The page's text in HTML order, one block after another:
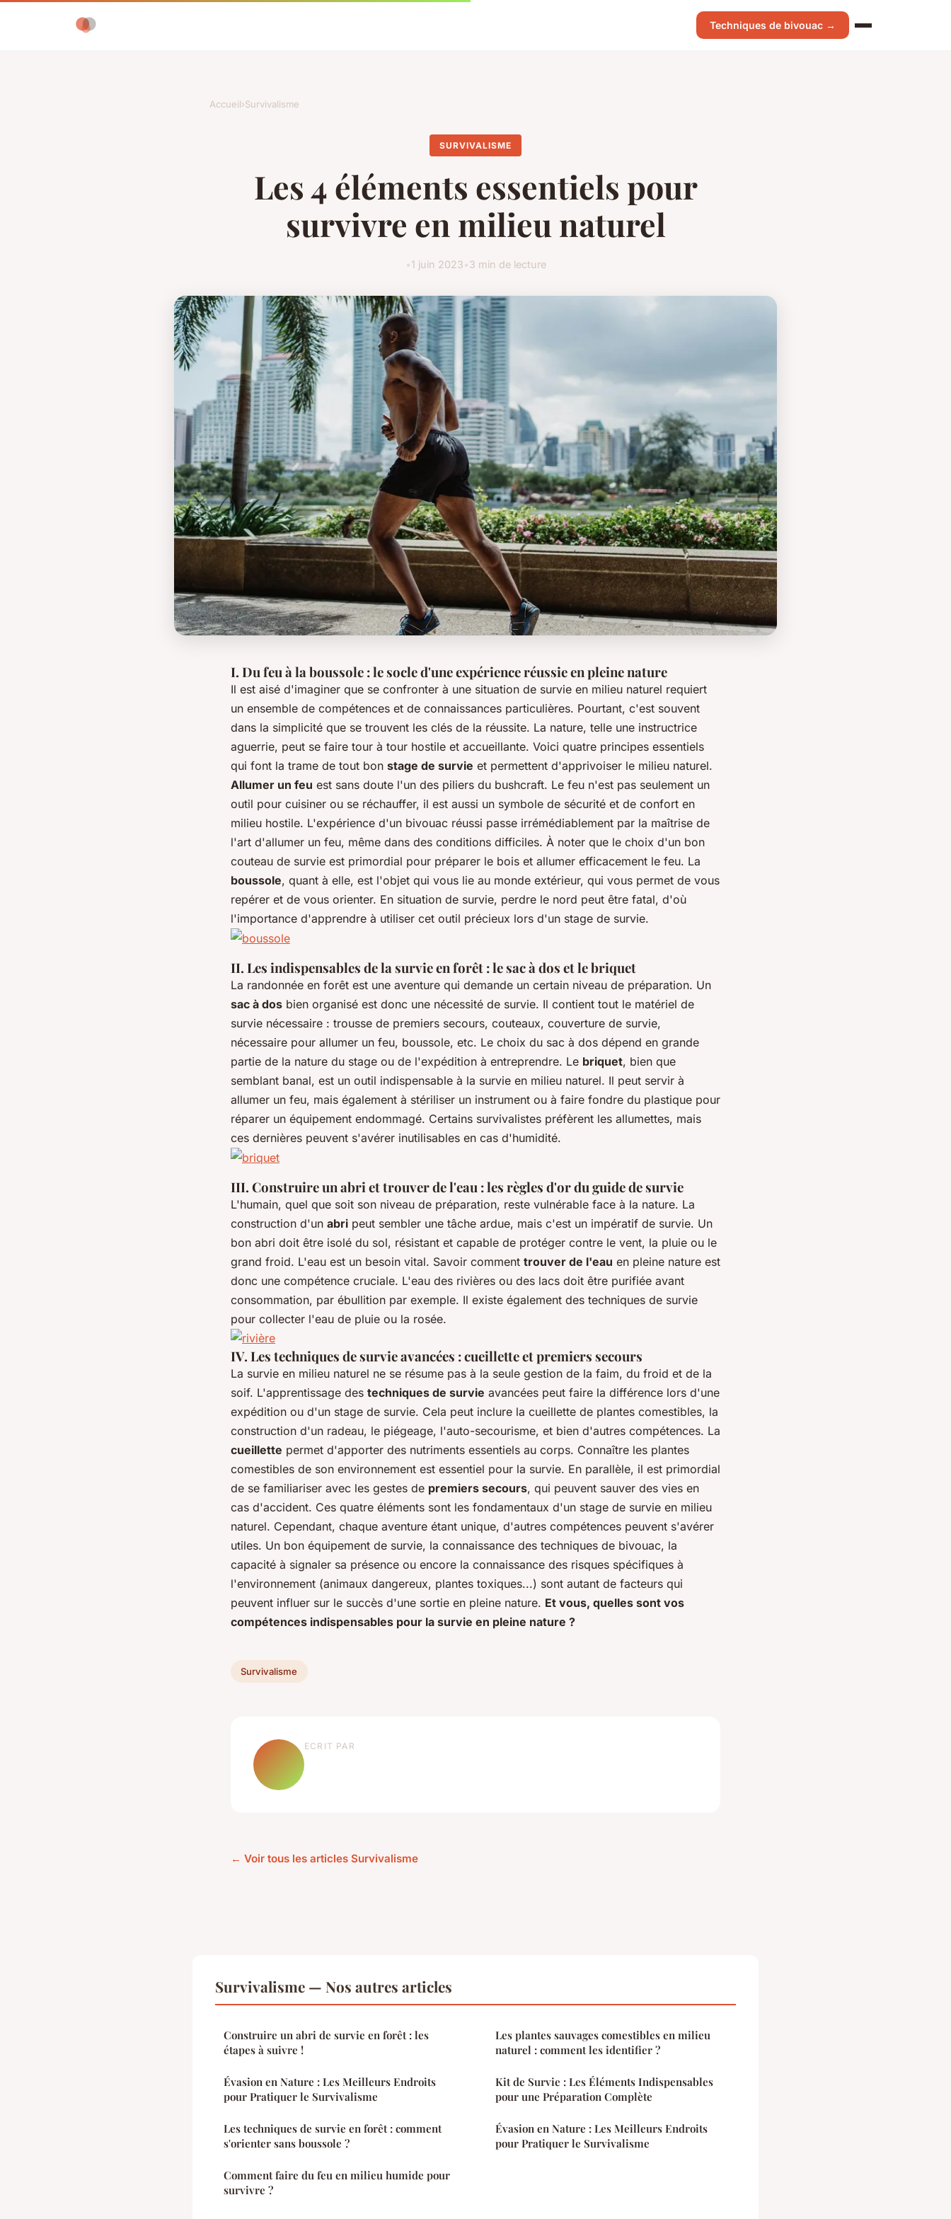
Techniques de bivouac →
Accueil›Survivalisme
SURVIVALISME
Les 4 éléments essentiels pour
survivre en milieu naturel
•1 juin 2023•3 min de lecture
I. Du feu à la boussole : le socle d'une expérience réussie en pleine nature
Il est aisé d'imaginer que se confronter à une situation de survie en milieu naturel requiert
un ensemble de compétences et de connaissances particulières. Pourtant, c'est souvent
dans la simplicité que se trouvent les clés de la réussite. La nature, telle une instructrice
aguerrie, peut se faire tour à tour hostile et accueillante. Voici quatre principes essentiels
qui font la trame de tout bon stage de survie et permettent d'apprivoiser le milieu naturel.
Allumer un feu est sans doute l'un des piliers du bushcraft. Le feu n'est pas seulement un
outil pour cuisiner ou se réchauffer, il est aussi un symbole de sécurité et de confort en
milieu hostile. L'expérience d'un bivouac réussi passe irrémédiablement par la maîtrise de
l'art d'allumer un feu, même dans des conditions difficiles. À noter que le choix d'un bon
couteau de survie est primordial pour préparer le bois et allumer efficacement le feu. La
boussole, quant à elle, est l'objet qui vous lie au monde extérieur, qui vous permet de vous
repérer et de vous orienter. En situation de survie, perdre le nord peut être fatal, d'où
l'importance d'apprendre à utiliser cet outil précieux lors d'un stage de survie.
II. Les indispensables de la survie en forêt : le sac à dos et le briquet
La randonnée en forêt est une aventure qui demande un certain niveau de préparation. Un
sac à dos bien organisé est donc une nécessité de survie. Il contient tout le matériel de
survie nécessaire : trousse de premiers secours, couteaux, couverture de survie,
nécessaire pour allumer un feu, boussole, etc. Le choix du sac à dos dépend en grande
partie de la nature du stage ou de l'expédition à entreprendre. Le briquet, bien que
semblant banal, est un outil indispensable à la survie en milieu naturel. Il peut servir à
allumer un feu, mais également à stériliser un instrument ou à faire fondre du plastique pour
réparer un équipement endommagé. Certains survivalistes préfèrent les allumettes, mais
ces dernières peuvent s'avérer inutilisables en cas d'humidité.
III. Construire un abri et trouver de l'eau : les règles d'or du guide de survie
L'humain, quel que soit son niveau de préparation, reste vulnérable face à la nature. La
construction d'un abri peut sembler une tâche ardue, mais c'est un impératif de survie. Un
bon abri doit être isolé du sol, résistant et capable de protéger contre le vent, la pluie ou le
grand froid. L'eau est un besoin vital. Savoir comment trouver de l'eau en pleine nature est
donc une compétence cruciale. L'eau des rivières ou des lacs doit être purifiée avant
consommation, par ébullition par exemple. Il existe également des techniques de survie
pour collecter l'eau de pluie ou la rosée.
IV. Les techniques de survie avancées : cueillette et premiers secours
La survie en milieu naturel ne se résume pas à la seule gestion de la faim, du froid et de la
soif. L'apprentissage des techniques de survie avancées peut faire la différence lors d'une
expédition ou d'un stage de survie. Cela peut inclure la cueillette de plantes comestibles, la
construction d'un radeau, le piégeage, l'auto-secourisme, et bien d'autres compétences. La
cueillette permet d'apporter des nutriments essentiels au corps. Connaître les plantes
comestibles de son environnement est essentiel pour la survie. En parallèle, il est primordial
de se familiariser avec les gestes de premiers secours, qui peuvent sauver des vies en
cas d'accident. Ces quatre éléments sont les fondamentaux d'un stage de survie en milieu
naturel. Cependant, chaque aventure étant unique, d'autres compétences peuvent s'avérer
utiles. Un bon équipement de survie, la connaissance des techniques de bivouac, la
capacité à signaler sa présence ou encore la connaissance des risques spécifiques à
l'environnement (animaux dangereux, plantes toxiques...) sont autant de facteurs qui
peuvent influer sur le succès d'une sortie en pleine nature. Et vous, quelles sont vos
compétences indispensables pour la survie en pleine nature ?
Survivalisme
ECRIT PAR
← Voir tous les articles Survivalisme
Survivalisme — Nos autres articles
Construire un abri de survie en forêt : les
étapes à suivre !
Évasion en Nature : Les Meilleurs Endroits
pour Pratiquer le Survivalisme
Les techniques de survie en forêt : comment
s'orienter sans boussole ?
Comment faire du feu en milieu humide pour
survivre ?
Les plantes sauvages comestibles en milieu
naturel : comment les identifier ?
Kit de Survie : Les Éléments Indispensables
pour une Préparation Complète
Évasion en Nature : Les Meilleurs Endroits
pour Pratiquer le Survivalisme